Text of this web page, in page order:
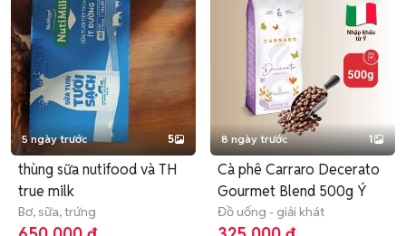
5 ngày trước 5
thùng sữa nutifood và TH
true milk
Bơ, sữa, trứng
8 ngày trước 1
Cà phê Carraro Decerato
Gourmet Blend 500g Ý
Đồ uống - giải khát